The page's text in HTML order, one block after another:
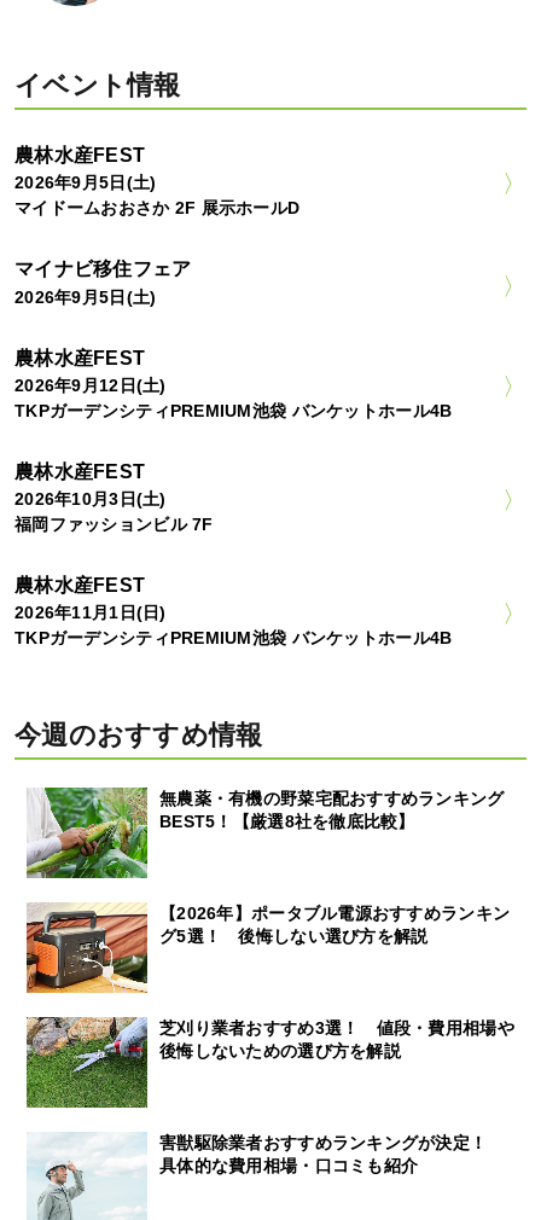
イベント情報
農林水産FEST
2026年9月5日(土)
マイドームおおさか 2F 展示ホールD
マイナビ移住フェア
2026年9月5日(土)
農林水産FEST
2026年9月12日(土)
TKPガーデンシティPREMIUM池袋 バンケットホール4B
農林水産FEST
2026年10月3日(土)
福岡ファッションビル 7F
農林水産FEST
2026年11月1日(日)
TKPガーデンシティPREMIUM池袋 バンケットホール4B
今週のおすすめ情報
無農薬・有機の野菜宅配おすすめランキング
BEST5！【厳選8社を徹底比較】
【2026年】ポータブル電源おすすめランキン
グ5選！ 後悔しない選び方を解説
芝刈り業者おすすめ3選！ 値段・費用相場や
後悔しないための選び方を解説
害獣駆除業者おすすめランキングが決定！
具体的な費用相場・口コミも紹介